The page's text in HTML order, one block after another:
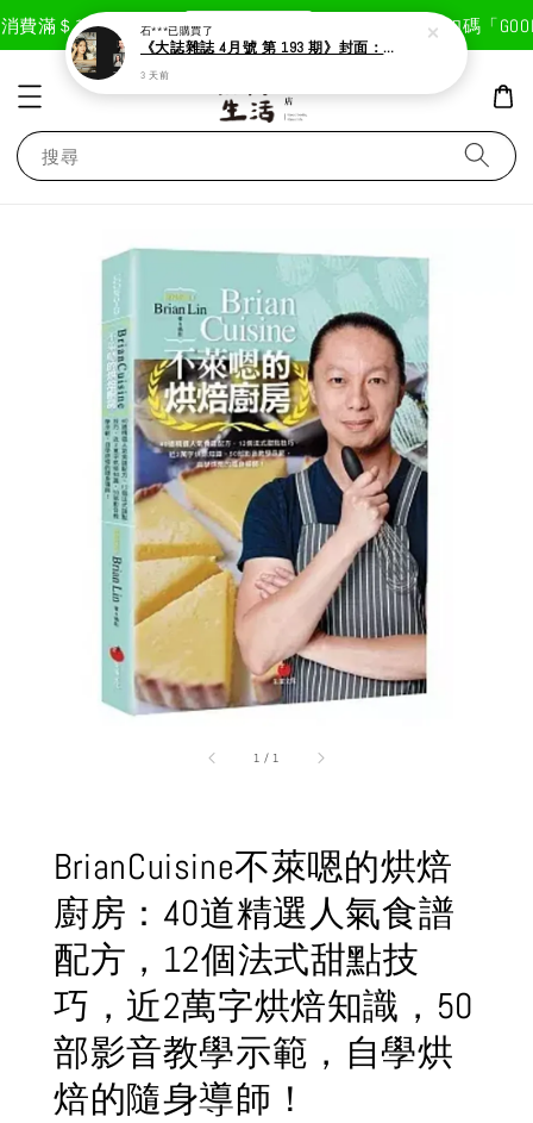
費滿＄1800免運費 現在去購物！ 首次註冊輸入折扣碼「
搜尋
1 / 1
BrianCuisine不萊嗯的烘焙
廚房：40道精選人氣食譜
配方，12個法式甜點技
巧，近2萬字烘焙知識，50
部影音教學示範，自學烘
焙的隨身導師！
石***已購買了
《大誌雜誌 4月號 第 193 期》封面：Solar 頌樂
3 天前